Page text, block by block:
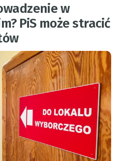
w
PiS może stracić